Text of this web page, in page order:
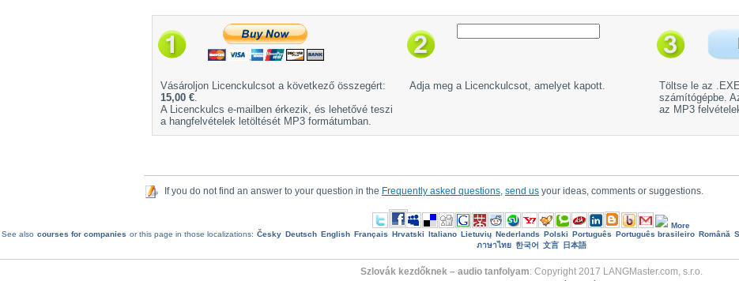
Vásároljon Licenckulcsot a következő összegért:
15,00 €.
A Licenckulcs e-mailben érkezik, és lehetővé teszi
a hangfelvételek letöltését MP3 formátumban.
Adja meg a Licenckulcsot, amelyet kapott.
Töltse le az
számítógépbe.
az MP3
If you do not find an answer to your question in the Frequently asked questions send us your ideas, comments or suggestions.
More
See also courses for companies or this page in those localizations: Česky Deutsch English Français Hrvatski Italiano Lietuvių Nederlands Polski Português Português brasileiro Română
ภาษาไทย 한국어 文言 日本語
Szlovák kezdőknek – audio tanfolyam: Copyright 2017 LANGMaster.com, s.r.o.